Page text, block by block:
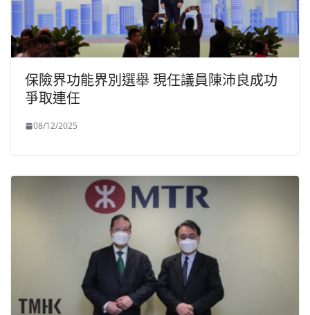
保險界功能界別選舉 現任議員陳沛良成功
爭取連任
08/12/2025